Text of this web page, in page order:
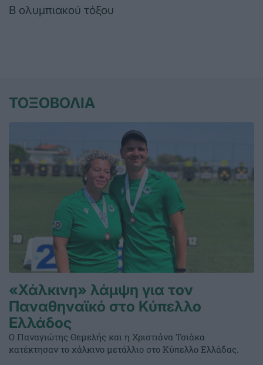
Β ολυμπιακού τόξου
ΤΟΞΟΒΟΛΙΑ
«Χάλκινη» λάμψη για τον
Παναθηναϊκό στο Κύπελλο
Ελλάδος
Ο Παναγιώτης Θεμελής και η Χριστιάνα Τσιάκα
κατέκτησαν το χάλκινο μετάλλιο στο Κύπελλο Ελλάδας.